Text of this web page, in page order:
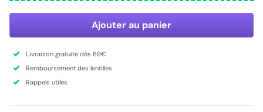
Ajouter au panier
Livraison gratuite dès 69€
Remboursement des lentilles
Rappels utiles